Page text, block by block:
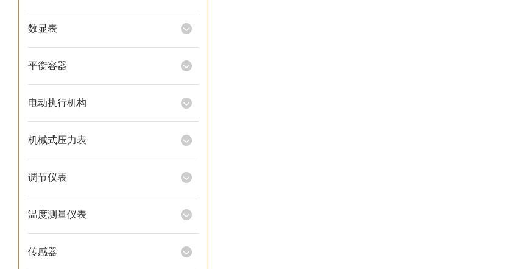
数显表
平衡容器
电动执行机构
机械式压力表
调节仪表
温度测量仪表
传感器